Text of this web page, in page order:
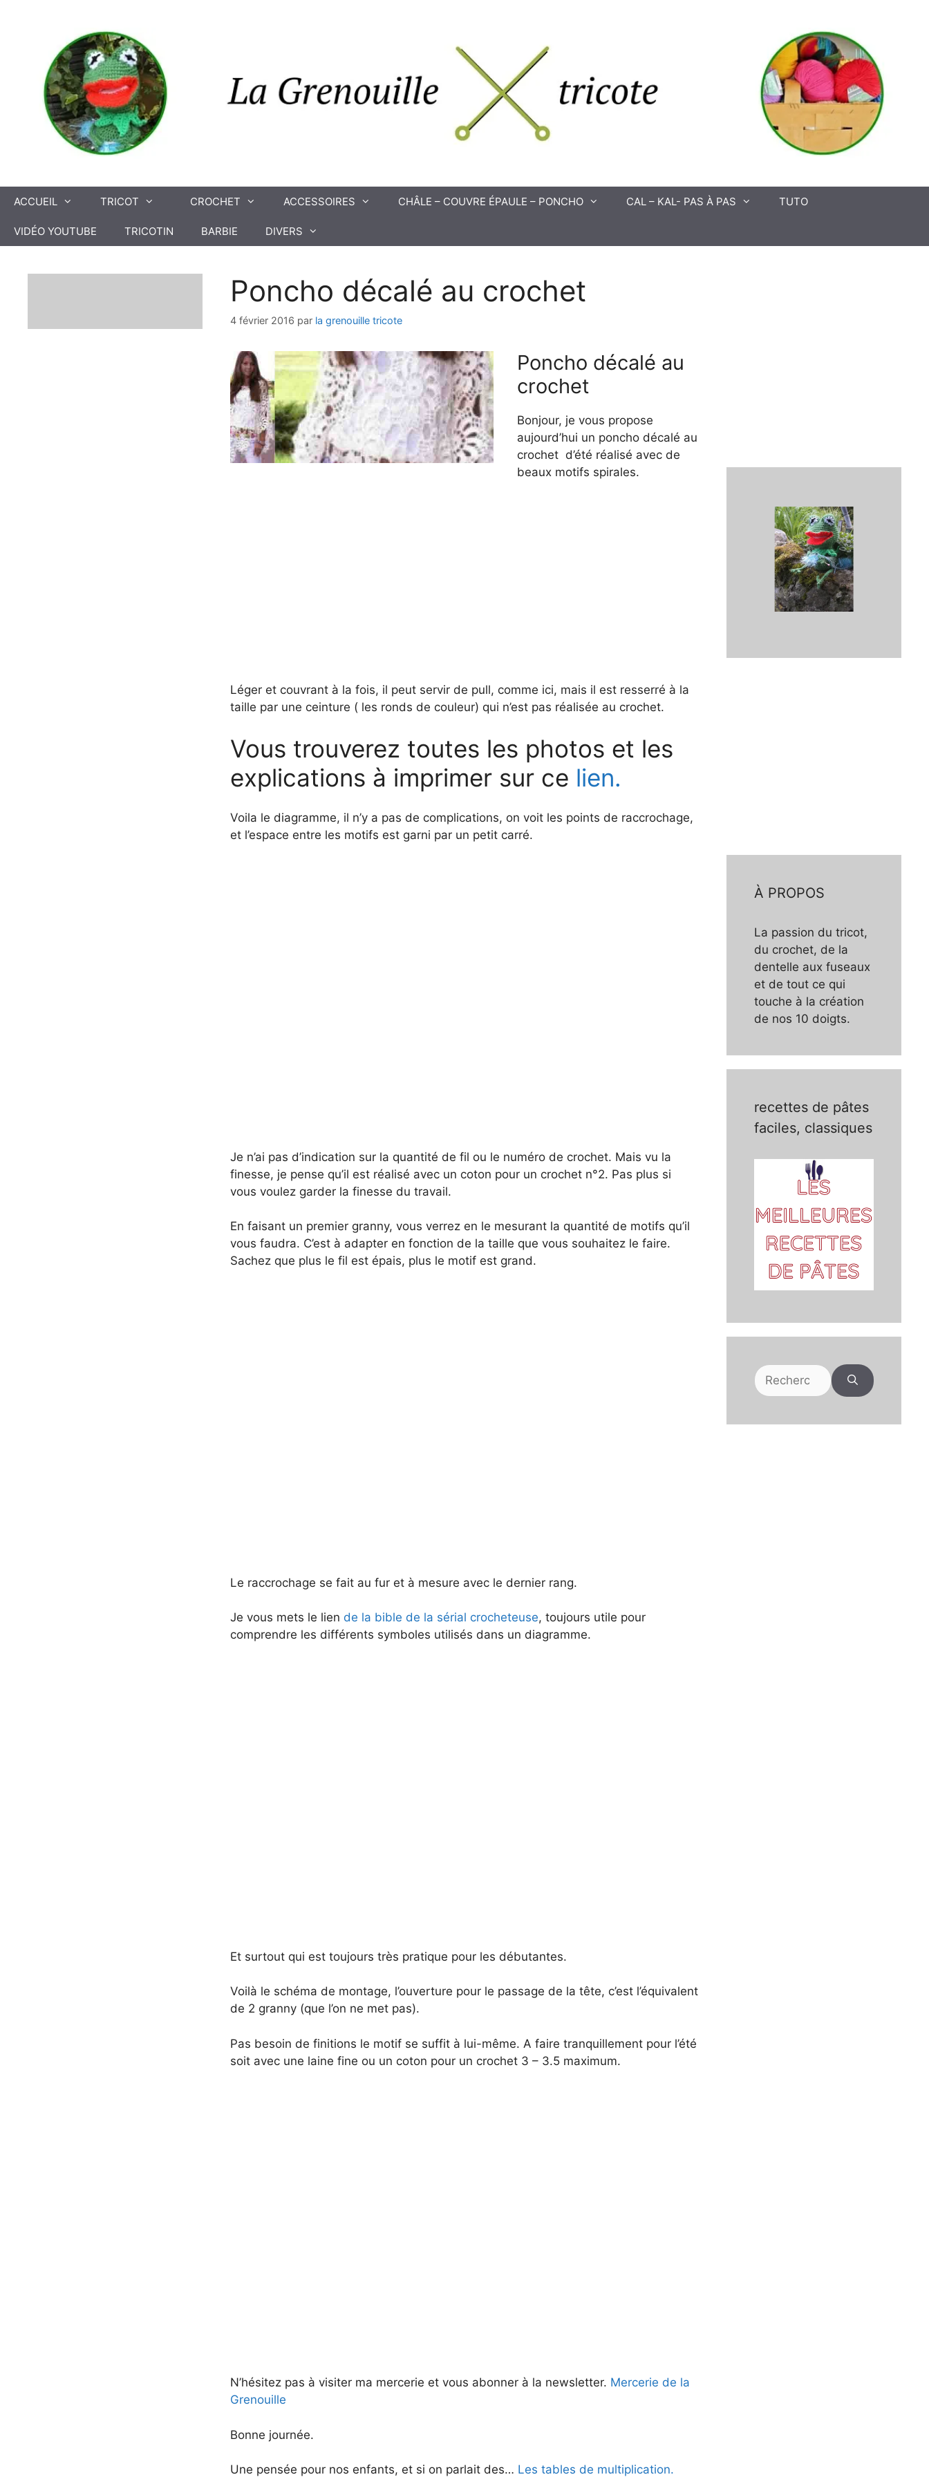
ACCUEIL TRICOT CROCHET ACCESSOIRES CHÂLE – COUVRE ÉPAULE – PONCHO CAL – KAL- PAS À PAS TUTO
VIDÉO YOUTUBE TRICOTIN BARBIE DIVERS
Poncho décalé au crochet
4 février 2016 par la grenouille tricote
Poncho décalé au
crochet
Bonjour, je vous propose
aujourd’hui un poncho décalé au
crochet d’été réalisé avec de
beaux motifs spirales.
Léger et couvrant à la fois, il peut servir de pull, comme ici, mais il est resserré à la
taille par une ceinture ( les ronds de couleur) qui n’est pas réalisée au crochet.
Vous trouverez toutes les photos et les
explications à imprimer sur ce lien.
Voila le diagramme, il n’y a pas de complications, on voit les points de raccrochage,
et l’espace entre les motifs est garni par un petit carré.
Je n’ai pas d’indication sur la quantité de fil ou le numéro de crochet. Mais vu la
finesse, je pense qu’il est réalisé avec un coton pour un crochet n°2. Pas plus si
vous voulez garder la finesse du travail.
En faisant un premier granny, vous verrez en le mesurant la quantité de motifs qu’il
vous faudra. C’est à adapter en fonction de la taille que vous souhaitez le faire.
Sachez que plus le fil est épais, plus le motif est grand.
Le raccrochage se fait au fur et à mesure avec le dernier rang.
Je vous mets le lien de la bible de la sérial crocheteuse, toujours utile pour
comprendre les différents symboles utilisés dans un diagramme.
Et surtout qui est toujours très pratique pour les débutantes.
Voilà le schéma de montage, l’ouverture pour le passage de la tête, c’est l’équivalent
de 2 granny (que l’on ne met pas).
Pas besoin de finitions le motif se suffit à lui-même. A faire tranquillement pour l’été
soit avec une laine fine ou un coton pour un crochet 3 – 3.5 maximum.
N’hésitez pas à visiter ma mercerie et vous abonner à la newsletter. Mercerie de la
Grenouille
Bonne journée.
Une pensée pour nos enfants, et si on parlait des… Les tables de multiplication.
À PROPOS
La passion du tricot,
du crochet, de la
dentelle aux fuseaux
et de tout ce qui
touche à la création
de nos 10 doigts.
recettes de pâtes
faciles, classiques
Rechercher :